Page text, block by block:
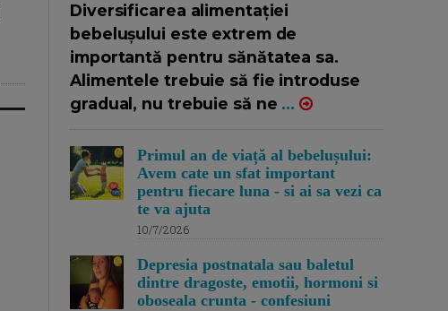
Diversificarea alimentației
bebelușului este extrem de
importantă pentru sănătatea sa.
Alimentele trebuie să fie introduse
gradual, nu trebuie să ne ...
Primul an de viață al bebelușului:
Avem cate un sfat important
pentru fiecare luna - si ai sa vezi ca
te va ajuta
10/7/2026
Depresia postnatala sau baletul
dintre dragoste, emotii, hormoni si
oboseala crunta - confesiuni